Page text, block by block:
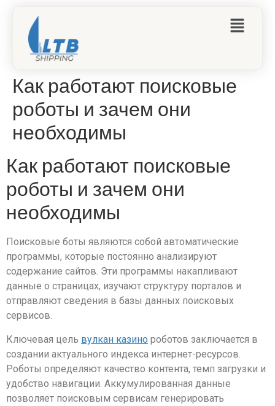
Как работают поисковые
роботы и зачем они
необходимы
Как работают поисковые
роботы и зачем они
необходимы
Поисковые боты являются собой автоматические
программы, которые постоянно анализируют
содержание сайтов. Эти программы накапливают
данные о страницах, изучают структуру порталов и
отправляют сведения в базы данных поисковых
сервисов.
Ключевая цель вулкан казино роботов заключается в
создании актуального индекса интернет-ресурсов.
Роботы определяют качество контента, темп загрузки и
удобство навигации. Аккумулированная данные
позволяет поисковым сервисам генерировать